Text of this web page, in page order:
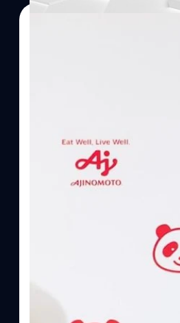
บริษัท อายิโนะโมะโต๊ะ (ประเทศไท
แนวคิดการดำเนินธุรกิจและการพั
ผู้บริโภค ท่ามกลางการเติบโตของต
บาท หรือคิดเป็นสัดส่วนราว 8% ขอ
ความรู้หลักรูปแบบผลิตภัณฑ์ / โซลูชั
ประโยชน์จากกรดอะมิโน